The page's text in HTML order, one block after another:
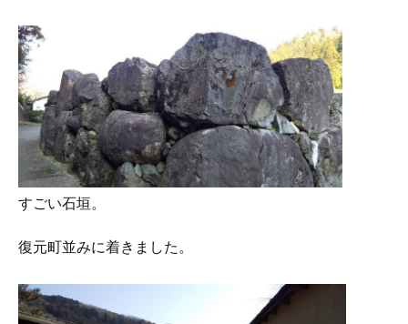
すごい石垣。
復元町並みに着きました。